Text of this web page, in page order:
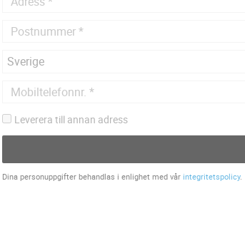
Leverera till annan adress
Dina personuppgifter behandlas i enlighet med vår integritetspolicy.